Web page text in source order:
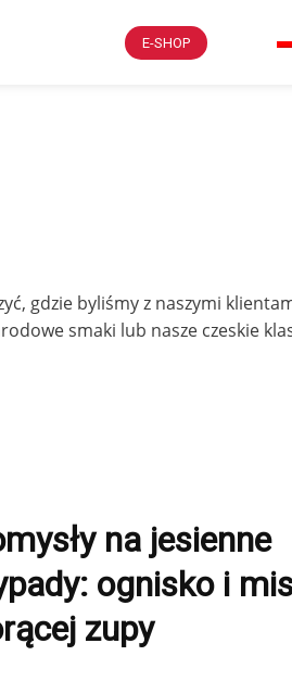
E-SHOP
gdzie byliśmy z naszymi
smaki lub nasze czeskie
na jesienne
ognisko i
zupy